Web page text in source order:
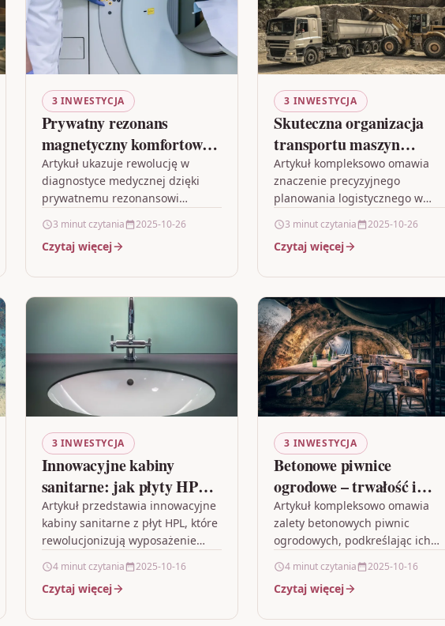
3 INWESTYCJA
Prywatny rezonans
magnetyczny komfortowo i
precyzyjnie w nowoczesnej
diagnostyce
Artykuł ukazuje rewolucję w
diagnostyce medycznej dzięki
prywatnemu rezonansowi
precyzyjne obrazowanie z
komfortowym doświadczeniem
skracają czas oczekiwania na…
3 minut czytania 2025-10-26
Czytaj więcej
3 INWESTYCJA
Skuteczna organizacja
transportu maszyn
budowlanych
Artykuł kompleksowo omawia
znaczenie precyzyjnego
planowania logistycznego w
budowlanych, podkreślając rolę
szczegółowej analizy tras i
3 minut czytania 2025-10-26
Czytaj więcej
3 INWESTYCJA
Innowacyjne kabiny
sanitarne: jak płyty HPL
zmieniają wyposażenie
przedszkoli
Artykuł przedstawia innowacyjne
kabiny sanitarne z płyt HPL, które
rewolucjonizują wyposażenie
łącząc trwałość ze stylowym
designem. Tekst podkreśla, że
4 minut czytania 2025-10-16
Czytaj więcej
3 INWESTYCJA
Betonowe piwnice
ogrodowe – trwałość i
funkcjonalność na lata
Artykuł kompleksowo omawia
zalety betonowych piwnic
ogrodowych, podkreślając ich
gwarantuje długowieczność i
odporność na trudne warunki
4 minut czytania 2025-10-16
Czytaj więcej